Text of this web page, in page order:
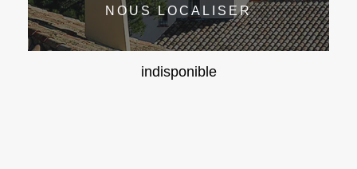
NOUS LOCALISER
indisponible